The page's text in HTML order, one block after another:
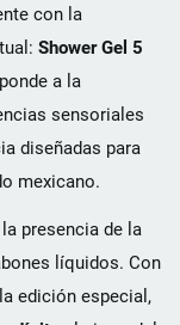
con la
Shower Gel 5
a la
sensoriales
diseñadas para
mexicano.
presencia de la
líquidos. Con
edición especial,